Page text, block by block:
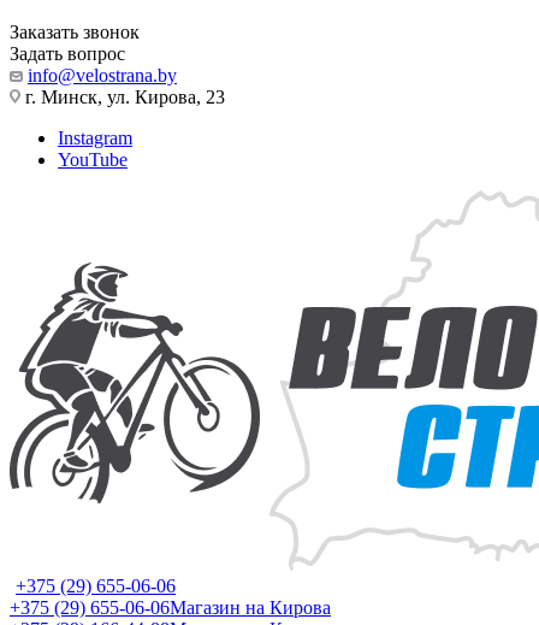
Заказать звонок
Задать вопрос
info@velostrana.by
г. Минск, ул. Кирова, 23
Instagram
YouTube
+375 (29) 655-06-06
+375 (29) 655-06-06Магазин на Кирова